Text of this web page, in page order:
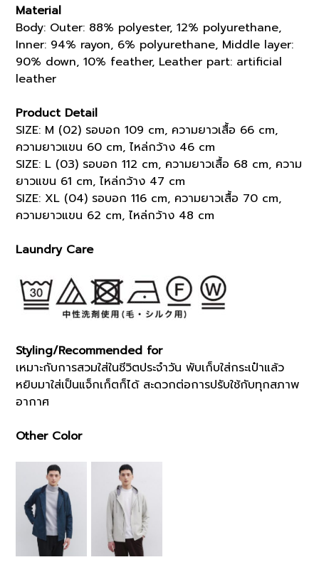
Material
Body: Outer: 88% polyester, 12% polyurethane,
Inner: 94% rayon, 6% polyurethane, Middle layer:
90% down, 10% feather, Leather part: artificial
leather
Product Detail
SIZE: M (02) รอบอก 109 cm, ความยาวเสื้อ 66 cm,
ความยาวแขน 60 cm, ไหล่กว้าง 46 cm
SIZE: L (03) รอบอก 112 cm, ความยาวเสื้อ 68 cm, ความ
ยาวแขน 61 cm, ไหล่กว้าง 47 cm
SIZE: XL (04) รอบอก 116 cm, ความยาวเสื้อ 70 cm,
ความยาวแขน 62 cm, ไหล่กว้าง 48 cm
Laundry Care
Styling/Recommended for
เหมาะกับการสวมใส่ในชีวิตประจำวัน พับเก็บใส่กระเป๋าแล้ว
หยิบมาใส่เป็นแจ็กเก็ตก็ได้ สะดวกต่อการปรับใช้กับทุกสภาพ
อากาศ
Other Color